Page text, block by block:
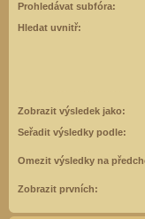
Prohledávat subfóra:
Hledat uvnitř:
Zobrazit výsledek jako:
Seřadit výsledky podle:
Omezit výsledky na
Zobrazit prvních: